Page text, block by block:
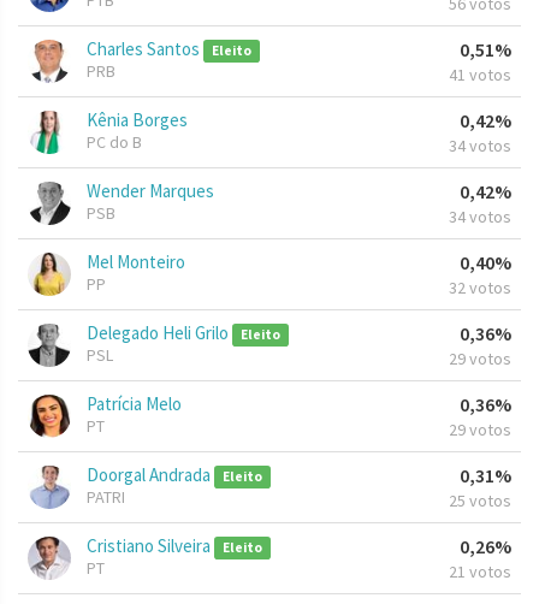
Charles Santos Eleito
PRB
0,51%
41 votos
Kênia Borges
PC do B
0,42%
34 votos
Wender Marques
PSB
0,42%
34 votos
Mel Monteiro
PP
0,40%
32 votos
Delegado Heli Grilo Eleito
PSL
0,36%
29 votos
Patrícia Melo
PT
0,36%
29 votos
Doorgal Andrada Eleito
PATRI
0,31%
25 votos
Cristiano Silveira Eleito
PT
0,26%
21 votos